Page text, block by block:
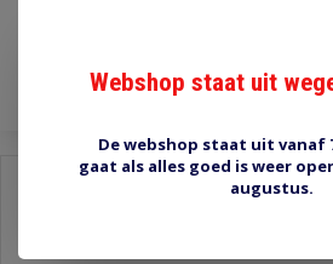
Webshop staat uit
De webshop staat uit vanaf
gaat als alles goed is weer
augustus.